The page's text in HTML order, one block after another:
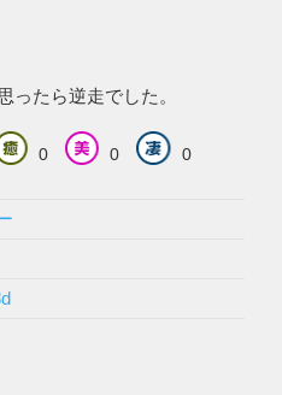
ったら逆走でした。
0 0 0